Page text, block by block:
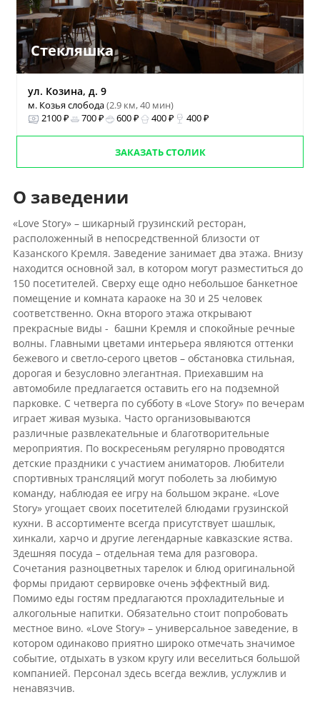
Стекляшка
ул. Козина, д. 9
м. Козья слобода(2.9 км, 40 мин)
2100 ₽
700 ₽ 600 ₽ 400 ₽ 400 ₽
ЗАКАЗАТЬ СТОЛИК
О заведении
«Love Story» – шикарный грузинский ресторан,
расположенный в непосредственной близости от
Казанского Кремля. Заведение занимает два этажа. Внизу
находится основной зал, в котором могут разместиться до
150 посетителей. Сверху еще одно небольшое банкетное
помещение и комната караоке на 30 и 25 человек
соответственно. Окна второго этажа открывают
прекрасные виды - башни Кремля и спокойные речные
волны. Главными цветами интерьера являются оттенки
бежевого и светло-серого цветов – обстановка стильная,
дорогая и безусловно элегантная. Приехавшим на
автомобиле предлагается оставить его на подземной
парковке. С четверга по субботу в «Love Story» по вечерам
играет живая музыка. Часто организовываются
различные развлекательные и благотворительные
мероприятия. По воскресеньям регулярно проводятся
детские праздники с участием аниматоров. Любители
спортивных трансляций могут поболеть за любимую
команду, наблюдая ее игру на большом экране. «Love
Story» угощает своих посетителей блюдами грузинской
кухни. В ассортименте всегда присутствует шашлык,
хинкали, харчо и другие легендарные кавказские яства.
Здешняя посуда – отдельная тема для разговора.
Сочетания разноцветных тарелок и блюд оригинальной
формы придают сервировке очень эффектный вид.
Помимо еды гостям предлагаются прохладительные и
алкогольные напитки. Обязательно стоит попробовать
местное вино. «Love Story» – универсальное заведение, в
котором одинаково приятно широко отмечать значимое
событие, отдыхать в узком кругу или веселиться большой
компанией. Персонал здесь всегда вежлив, услужлив и
ненавязчив.